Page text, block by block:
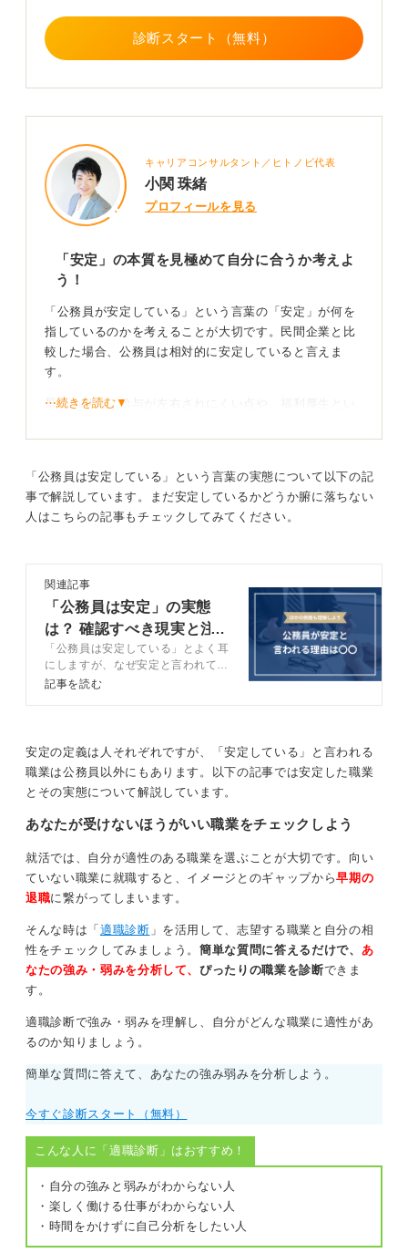
診断スタート（無料）
キャリアコンサルタント／ヒトノビ代表
小関 珠緒
プロフィールを見る
「安定」の本質を見極めて自分に合うか考えよ
う！
「公務員が安定している」という言葉の「安定」が何を
指しているのかを考えることが大切です。民間企業と比
較した場合、公務員は相対的に安定していると言えま
す。
景気の動向に給与が左右されにくい点や、福利厚生とい
です。また、基本的に定年まで働き続けられるという雇
働き方の実態も理解してミスマッチを防ごう！
す。これはどの公務員か、どの職種かによって大きく異
なります。
そのため、質問者さんが仕事に対してどのような「安
定」を求めているのかによって、公務員という選択が合
うかどうかは変わってくる可能性が高いです。
⋯続きを読む▼
「公務員は安定している」という言葉の実態について以下の記
事で解説しています。まだ安定しているかどうか腑に落ちない
人はこちらの記事もチェックしてみてください。
関連記事
「公務員は安定」の実態
は？ 確認すべき現実と注
意点を解説
「公務員は安定している」とよく耳
にしますが、なぜ安定と言われてい
るのか具体的に理解できていない人
外のデメリットなどを説明します。
記事を読む
安定の定義は人それぞれですが、「安定している」と言われる
職業は公務員以外にもあります。以下の記事では安定した職業
とその実態について解説しています。
あなたが受けないほうがいい職業をチェックしよう
就活では、自分が適性のある職業を選ぶことが大切です。向い
ていない職業に就職すると、イメージとのギャップから早期の
退職に繋がってしまいます。
そんな時は「 適職診断 」を活用して、志望する職業と自分の相
性をチェックしてみましょう。簡単な質問に答えるだけで、 あ
なたの強み・弱みを分析して、ぴったりの職業を診断できま
す。
適職診断で強み・弱みを理解し、自分がどんな職業に適性があ
るのか知りましょう。
簡単な質問に答えて、あなたの強み弱みを分析しよう。
今すぐ診断スタート（無料）
こんな人に「適職診断」はおすすめ！
・自分の強みと弱みがわからない人
・楽しく働ける仕事がわからない人
・時間をかけずに自己分析をしたい人